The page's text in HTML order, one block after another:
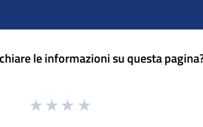
le informazioni su questa